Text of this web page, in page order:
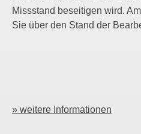
Missstand beseitigen wird.
Sie über den Stand der
» weitere Informationen